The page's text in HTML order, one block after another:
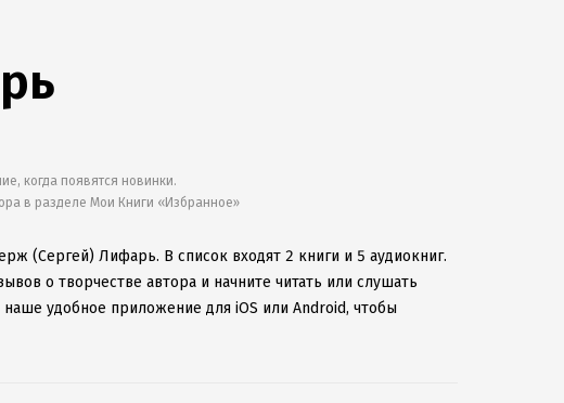
когда появятся новинки.
в разделе Мои Книги «Избранное»
(Сергей) Лифарь. В список входят 2 книги и 5 аудиокниг.
о творчестве автора и начните читать или слушать
удобное приложение для iOS или Android, чтобы